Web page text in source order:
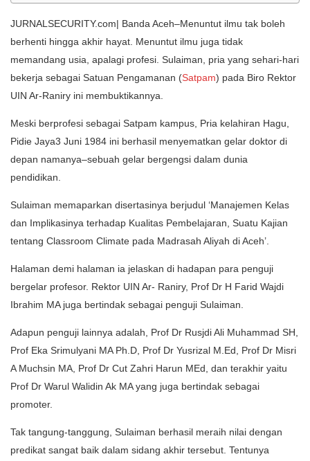
JURNALSECURITY.com| Banda Aceh–Menuntut ilmu tak boleh
berhenti hingga akhir hayat. Menuntut ilmu juga tidak
memandang usia, apalagi profesi. Sulaiman, pria yang sehari-hari
bekerja sebagai Satuan Pengamanan (Satpam) pada Biro Rektor
UIN Ar-Raniry ini membuktikannya.
Meski berprofesi sebagai Satpam kampus, Pria kelahiran Hagu,
Pidie Jaya3 Juni 1984 ini berhasil menyematkan gelar doktor di
depan namanya–sebuah gelar bergengsi dalam dunia
pendidikan.
Sulaiman memaparkan disertasinya berjudul ‘Manajemen Kelas
dan Implikasinya terhadap Kualitas Pembelajaran, Suatu Kajian
tentang Classroom Climate pada Madrasah Aliyah di Aceh’.
Halaman demi halaman ia jelaskan di hadapan para penguji
bergelar profesor. Rektor UIN Ar- Raniry, Prof Dr H Farid Wajdi
Ibrahim MA juga bertindak sebagai penguji Sulaiman.
Adapun penguji lainnya adalah, Prof Dr Rusjdi Ali Muhammad SH,
Prof Eka Srimulyani MA Ph.D, Prof Dr Yusrizal M.Ed, Prof Dr Misri
A Muchsin MA, Prof Dr Cut Zahri Harun MEd, dan terakhir yaitu
Prof Dr Warul Walidin Ak MA yang juga bertindak sebagai
promoter.
Tak tangung-tanggung, Sulaiman berhasil meraih nilai dengan
predikat sangat baik dalam sidang akhir tersebut. Tentunya